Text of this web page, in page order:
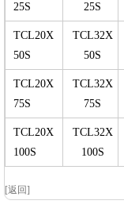
25S
25S
TCL20X
50S
TCL32X
50S
TCL20X
75S
TCL32X
75S
TCL20X
100S
TCL32X
100S
[返回]